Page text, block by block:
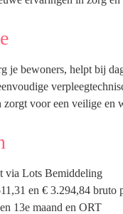
je bewoners, helpt bij
zorgt voor een veilige en
via Lots Bemiddeling
en € 3.294,84
13e maand en ORT